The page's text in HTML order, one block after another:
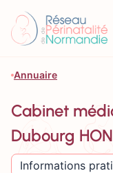
Annuaire
Cabinet
Dubourg
Informations